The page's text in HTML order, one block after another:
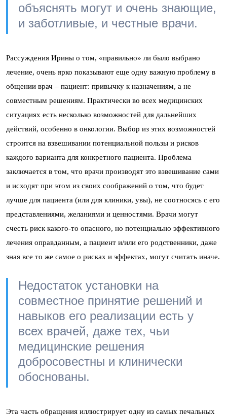
объяснять могут и очень знающие,
и заботливые, и честные врачи.
Рассуждения Ирины о том, «правильно» ли было выбрано
лечение, очень ярко показывают еще одну важную проблему в
общении врач – пациент: привычку к назначениям, а не
совместным решениям. Практически во всех медицинских
ситуациях есть несколько возможностей для дальнейших
действий, особенно в онкологии. Выбор из этих возможностей
строится на взвешивании потенциальной пользы и рисков
каждого варианта для конкретного пациента. Проблема
заключается в том, что врачи производят это взвешивание сами
и исходят при этом из своих соображений о том, что будет
лучше для пациента (или для клиники, увы), не соотносясь с его
представлениями, желаниями и ценностями. Врачи могут
счесть риск какого-то опасного, но потенциально эффективного
лечения оправданным, а пациент и/или его родственники, даже
зная все то же самое о рисках и эффектах, могут считать иначе.
Недостаток установки на
совместное принятие решений и
навыков его реализации есть у
всех врачей, даже тех, чьи
медицинские решения
добросовестны и клинически
обоснованы.
Эта часть обращения иллюстрирует одну из самых печальных